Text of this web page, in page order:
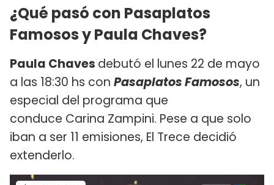
¿Qué pasó con Pasaplatos
Famosos y Paula Chaves?
Paula Chaves debutó el lunes 22 de mayo
a las 18:30 hs con Pasaplatos Famosos, un
especial del programa que
conduce Carina Zampini. Pese a que solo
iban a ser 11 emisiones, El Trece decidió
extenderlo.